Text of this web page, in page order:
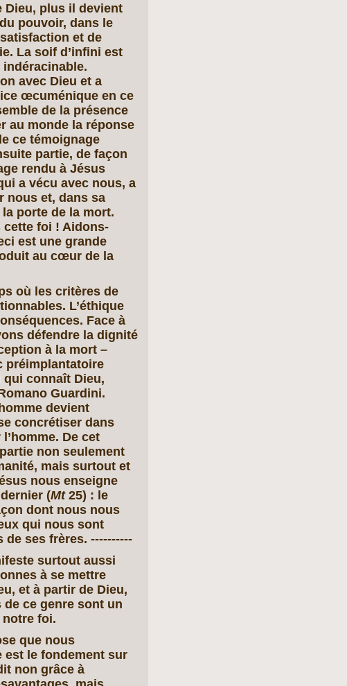
Dieu, plus il devient
pouvoir, dans le
et de
La soif d’infini est
indéracinable.
avec Dieu et a
œcuménique en ce
de la présence
au monde la réponse
ce témoignage
partie, de façon
rendu à Jésus
a vécu avec nous, a
nous et, dans sa
porte de la mort.
foi ! Aidons-
est une grande
au cœur de la
où les critères de
L’éthique
Face à
défendre la dignité
à la mort –
préimplantatoire
qui connaît Dieu,
Guardini.
devient
concrétiser dans
De cet
non seulement
mais surtout et
nous enseigne
(Mt 25) : le
dont nous nous
qui nous sont
de ses frères. ----------
surtout aussi
à se mettre
et à partir de Dieu,
de ce genre sont un
foi.
que nous
le fondement sur
non grâce à